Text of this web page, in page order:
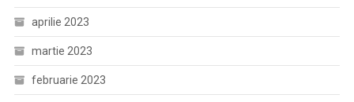
aprilie 2023
martie 2023
februarie 2023